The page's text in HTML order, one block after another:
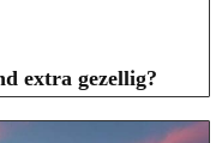
extra gezellig?